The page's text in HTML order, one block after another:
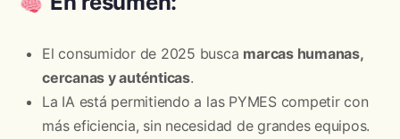
El consumidor de 2025 busca marcas humanas,
cercanas y auténticas.
La IA está permitiendo a las PYMES competir con
más eficiencia, sin necesidad de grandes equipos.